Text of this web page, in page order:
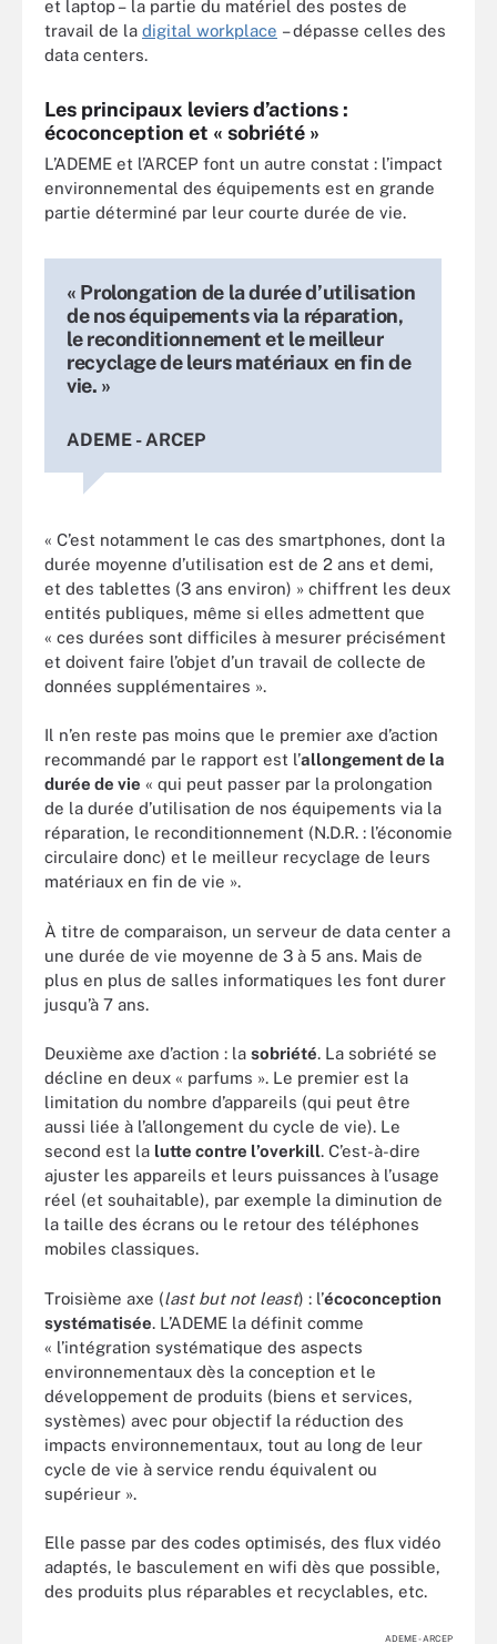
et laptop – la partie du matériel des postes de
travail de la digital workplace – dépasse celles des
data centers.
Les principaux leviers d’actions :
écoconception et « sobriété »
L’ADEME et l’ARCEP font un autre constat : l’impact
environnemental des équipements est en grande
partie déterminé par leur courte durée de vie.
« Prolongation de la durée d’utilisation
de nos équipements via la réparation,
le reconditionnement et le meilleur
recyclage de leurs matériaux en fin de
vie. »
ADEME - ARCEP
« C’est notamment le cas des smartphones, dont la
durée moyenne d’utilisation est de 2 ans et demi,
et des tablettes (3 ans environ) » chiffrent les deux
entités publiques, même si elles admettent que
« ces durées sont difficiles à mesurer précisément
et doivent faire l’objet d’un travail de collecte de
données supplémentaires ».
Il n’en reste pas moins que le premier axe d’action
recommandé par le rapport est l’allongement de la
durée de vie « qui peut passer par la prolongation
de la durée d’utilisation de nos équipements via la
réparation, le reconditionnement (N.D.R. : l’économie
circulaire donc) et le meilleur recyclage de leurs
matériaux en fin de vie ».
À titre de comparaison, un serveur de data center a
une durée de vie moyenne de 3 à 5 ans. Mais de
plus en plus de salles informatiques les font durer
jusqu’à 7 ans.
Deuxième axe d’action : la sobriété. La sobriété se
décline en deux « parfums ». Le premier est la
limitation du nombre d’appareils (qui peut être
aussi liée à l’allongement du cycle de vie). Le
second est la lutte contre l’overkill. C’est-à-dire
ajuster les appareils et leurs puissances à l’usage
réel (et souhaitable), par exemple la diminution de
la taille des écrans ou le retour des téléphones
mobiles classiques.
Troisième axe (last but not least) : l’écoconception
systématisée. L’ADEME la définit comme
« l’intégration systématique des aspects
environnementaux dès la conception et le
développement de produits (biens et services,
systèmes) avec pour objectif la réduction des
impacts environnementaux, tout au long de leur
cycle de vie à service rendu équivalent ou
supérieur ».
Elle passe par des codes optimisés, des flux vidéo
adaptés, le basculement en wifi dès que possible,
des produits plus réparables et recyclables, etc.
ADEME - ARCEP